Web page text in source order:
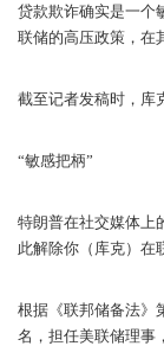
贷款欺诈确实是一个
联储的高压政策，在
截至记者发稿时，库
“敏感把柄”
特朗普在社交媒体上
此解除你（库克）在
根据《联邦储备法》
名，担任美联储理事